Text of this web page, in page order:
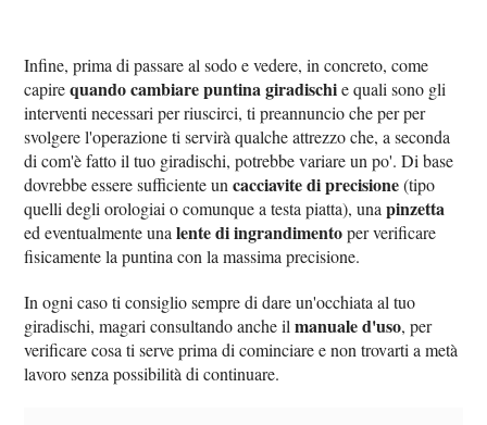
Infine, prima di passare al sodo e vedere, in concreto, come
capirequando cambiare puntina giradischie quali sono gli
interventi necessari per riuscirci, ti preannuncio che per per
svolgere l'operazione ti servirà qualche attrezzo che, a seconda
di com'è fatto il tuo giradischi, potrebbe variare un po'. Di base
dovrebbe essere sufficiente uncacciavite di precisione(tipo
quelli degli orologiai o comunque a testa piatta), unapinzetta
ed eventualmente unalente di ingrandimentoper verificare
fisicamente la puntina con la massima precisione.
In ogni caso ti consiglio sempre di dare un'occhiata al tuo
giradischi, magari consultando anche ilmanuale d'uso, per
verificare cosa ti serve prima di cominciare e non trovarti a metà
lavoro senza possibilità di continuare.